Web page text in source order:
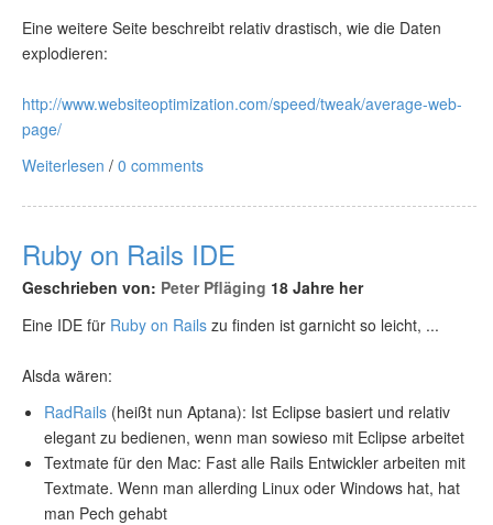
Eine weitere Seite beschreibt relativ drastisch, wie die Daten
explodieren:
http://www.websiteoptimization.com/speed/tweak/average-web-
page/
Weiterlesen / 0 comments
Ruby on Rails IDE
Geschrieben von: Peter Pfläging 18 Jahre her
Eine IDE für Ruby on Rails zu finden ist garnicht so leicht, ...
Alsda wären:
RadRails (heißt nun Aptana): Ist Eclipse basiert und relativ
elegant zu bedienen, wenn man sowieso mit Eclipse arbeitet
Textmate für den Mac: Fast alle Rails Entwickler arbeiten mit
Textmate. Wenn man allerding Linux oder Windows hat, hat
man Pech gehabt